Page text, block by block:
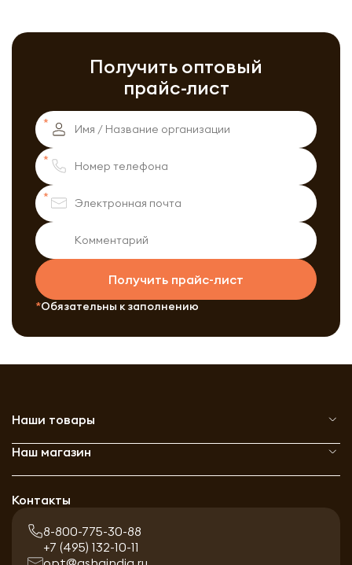
Получить оптовый
прайс-лист
Получить прайс-лист
Обязательны к заполнению
Наши товары
Наш магазин
Контакты
8-800-775-30-88
+7 (495) 132-10-11